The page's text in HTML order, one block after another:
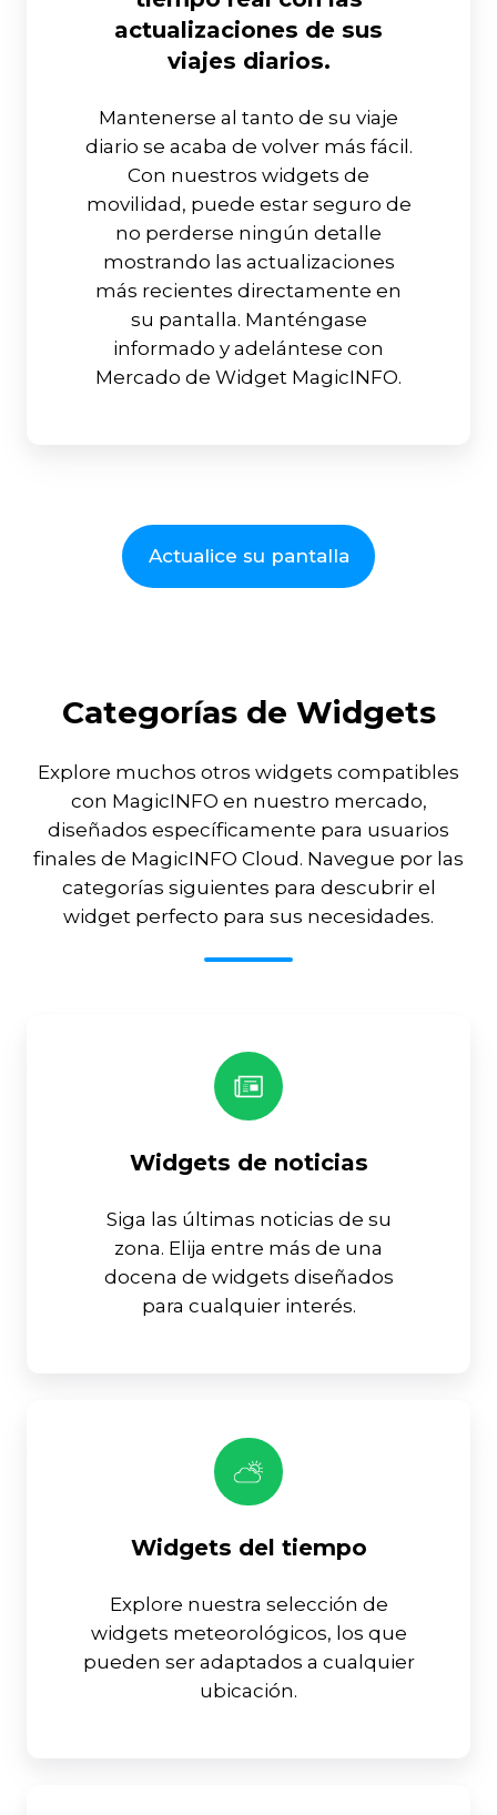
actualizaciones de sus
viajes diarios.
Mantenerse al tanto de su viaje
diario se acaba de volver más fácil.
Con nuestros widgets de
movilidad, puede estar seguro de
no perderse ningún detalle
mostrando las actualizaciones
más recientes directamente en
su pantalla. Manténgase
informado y adelántese con
Mercado de Widget MagicINFO.
Actualice su pantalla
Categorías de Widgets
Explore muchos otros widgets compatibles
con MagicINFO en nuestro mercado,
diseñados específicamente para usuarios
finales de MagicINFO Cloud. Navegue por las
categorías siguientes para descubrir el
widget perfecto para sus necesidades.
Widgets de noticias
Siga las últimas noticias de su
zona. Elija entre más de una
docena de widgets diseñados
para cualquier interés.
Widgets del tiempo
Explore nuestra selección de
widgets meteorológicos, los que
pueden ser adaptados a cualquier
ubicación.